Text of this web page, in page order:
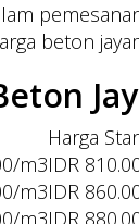
beton
Harga
m3IDR
m3IDR